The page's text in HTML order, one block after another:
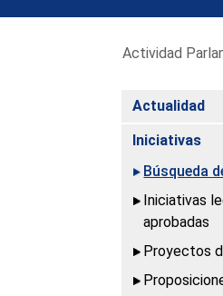
Actividad
Actualidad
Iniciativas
Búsqueda
Iniciativas
aprobadas
Proyectos